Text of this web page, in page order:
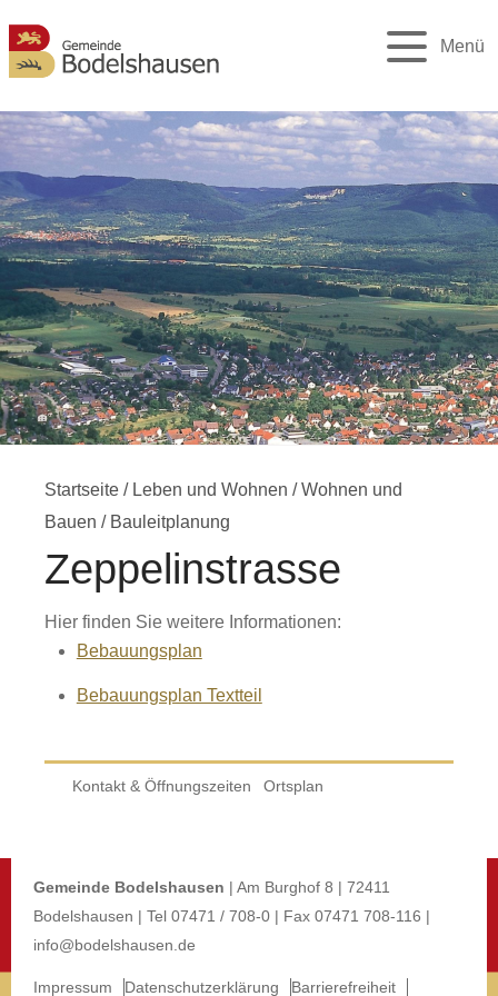
Menü
Startseite / Leben und Wohnen /Wohnen und
Bauen / Bauleitplanung
Zeppelinstrasse
Hier finden Sie weitere Informationen:
Bebauungsplan
Bebauungsplan Textteil
Kontakt & Öffnungszeiten Ortsplan
Gemeinde Bodelshausen | Am Burghof 8 | 72411
Bodelshausen | Tel 07471 / 708-0 | Fax 07471 708-116 |
info@bodelshausen.de
Impressum Datenschutzerklärung Barrierefreiheit